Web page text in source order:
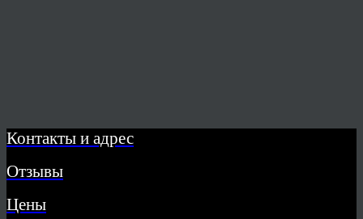
Контакты и адрес
Отзывы
Цены